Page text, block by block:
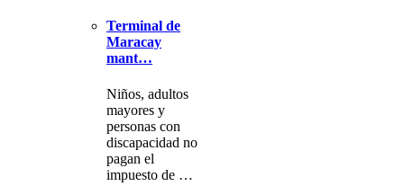
Terminal de
Maracay
mant…
Niños, adultos
mayores y
personas con
discapacidad no
pagan el
impuesto de …